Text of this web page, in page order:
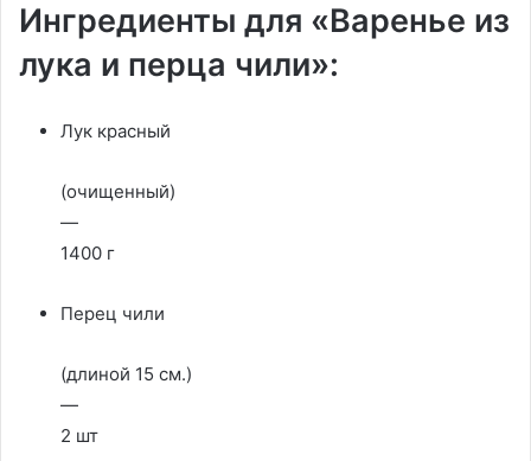
Ингредиенты для «Варенье из
лука и перца чили»:
Лук красный
(очищенный)
—
1400 г
Перец чили
(длиной 15 см.)
—
2 шт